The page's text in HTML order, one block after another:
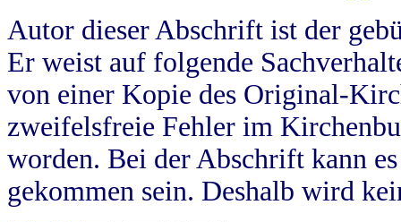
Autor dieser Abschrift ist der
Er weist auf folgende
von einer Kopie des Original-
zweifelsfreie Fehler im
worden. Bei der Abschrift kann
gekommen sein. Deshalb wird